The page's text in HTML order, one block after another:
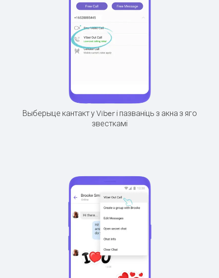
Выберыце кантакт у Viber і пазваніць з акна з яго
звесткамі